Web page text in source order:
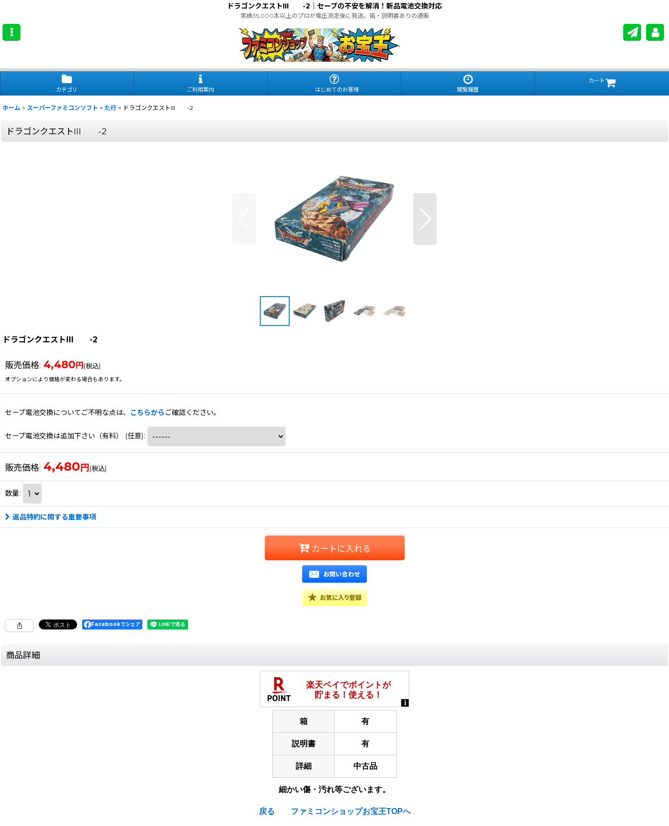
ドラゴンクエストIII -2｜セーブの不安を解消！新品電池交換対応
実績35,000本以上のプロが電圧測定後に発送。箱・説明書ありの通販
.
カテゴリ ご利用案内 はじめてのお客様 閲覧履歴
カート
ホーム > スーパーファミコンソフト > た行 > ドラゴンクエストIII -2
ドラゴンクエストIII -2
ドラゴンクエストIII -2
販売価格: 4,480 円 (税込)
オプションにより価格が変わる場合もあります。
セーブ電池交換についてご不明な点は、 こちらから ご確認ください。
セーブ電池交換は追加下さい（有料） (任意):
販売価格: 4,480円(税込)
数量:
返品特約に関する重要事項
カートに入れる
Facebookでシェア
商品詳細
箱 有
説明書 有
詳細 中古品
細かい傷・汚れ等ございます。
戻る ファミコンショップお宝王TOPへ